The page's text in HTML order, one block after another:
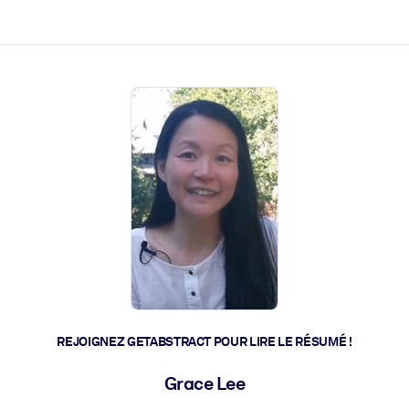
REJOIGNEZ GETABSTRACT POUR LIRE LE RÉSUMÉ !
Grace Lee